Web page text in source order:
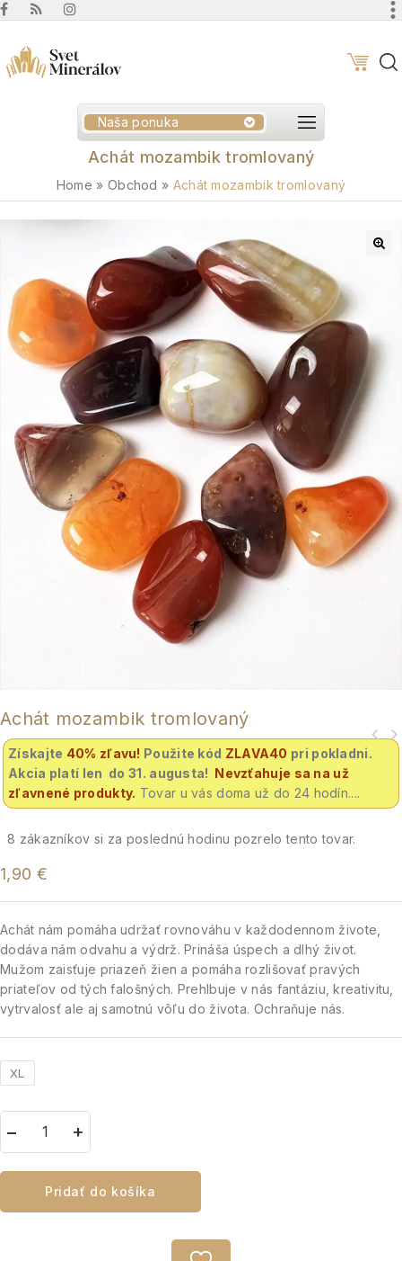
Naša ponuka
Achát mozambik tromlovaný
Home » Obchod » Achát mozambik tromlovaný
Achát mozambik tromlovaný
Získajte 40% zľavu! Použite kód ZLAVA40 pri pokladni.
Akcia platí len do 31. augusta! Nevzťahuje sa na už
zľavnené produkty. Tovar u vás doma už do 24 hodín....
8 zákazníkov si za poslednú hodinu pozrelo tento tovar.
1,90 €
Achát nám pomáha udržať rovnováhu v každodennom živote,
dodáva nám odvahu a výdrž. Prináša úspech a dlhý život.
Mužom zaisťuje priazeň žien a pomáha rozlišovať pravých
priateľov od tých falošných. Prehlbuje v nás fantáziu, kreativitu,
vytrvalosť ale aj samotnú vôľu do života. Ochraňuje nás.
XL
Pridať do košíka